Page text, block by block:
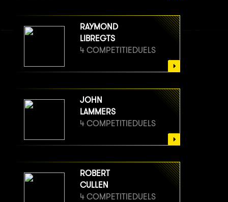
RAYMOND
LIBREGTS
4 COMPETITIEDUELS
JOHN
LAMMERS
4 COMPETITIEDUELS
ROBERT
CULLEN
4 COMPETITIEDUELS